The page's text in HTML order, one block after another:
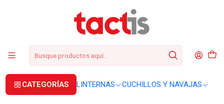
CATEGORÍAS LINTERNAS CUCHILLOS Y NAVAJAS
+56 2 3224 9572 +569 62369815
ARMAS DEPORTIVAS
ACCESORIOS BYRNA
Balines Byrna HD calibre .68 pack 20 unidades